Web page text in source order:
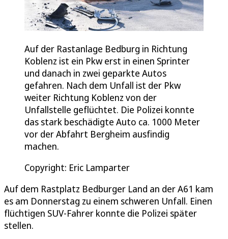
Auf der Rastanlage Bedburg in Richtung
Koblenz ist ein Pkw erst in einen Sprinter
und danach in zwei geparkte Autos
gefahren. Nach dem Unfall ist der Pkw
weiter Richtung Koblenz von der
Unfallstelle geflüchtet. Die Polizei konnte
das stark beschädigte Auto ca. 1000 Meter
vor der Abfahrt Bergheim ausfindig
machen.
Copyright: Eric Lamparter
Auf dem Rastplatz Bedburger Land an der A61 kam
es am Donnerstag zu einem schweren Unfall. Einen
flüchtigen SUV-Fahrer konnte die Polizei später
stellen.